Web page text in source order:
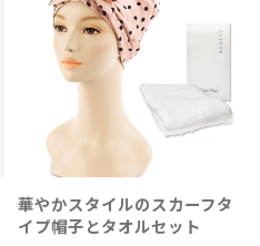
華やかスタイルのスカーフタ
イプ帽子とタオルセット